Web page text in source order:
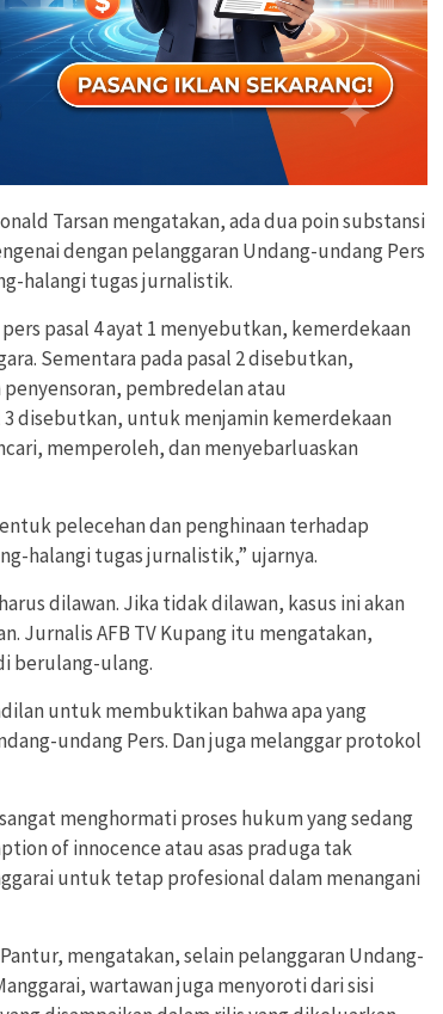
Tarsan mengatakan, ada dua poin substansi
dengan pelanggaran Undang-undang Pers
halangi tugas jurnalistik.
pasal 4 ayat 1 menyebutkan, kemerdekaan
Sementara pada pasal 2 disebutkan,
pembredelan atau
3 disebutkan, untuk menjamin kemerdekaan
memperoleh, dan menyebarluaskan
pelecehan dan penghinaan terhadap
halangi tugas jurnalistik,” ujarnya.
dilawan. Jika tidak dilawan, kasus ini akan
Jurnalis AFB TV Kupang itu mengatakan,
berulang-ulang.
untuk membuktikan bahwa apa yang
undang Pers. Dan juga melanggar protokol
menghormati proses hukum yang sedang
of innocence atau asas praduga tak
untuk tetap profesional dalam menangani
mengatakan, selain pelanggaran Undang-
wartawan juga menyoroti dari sisi